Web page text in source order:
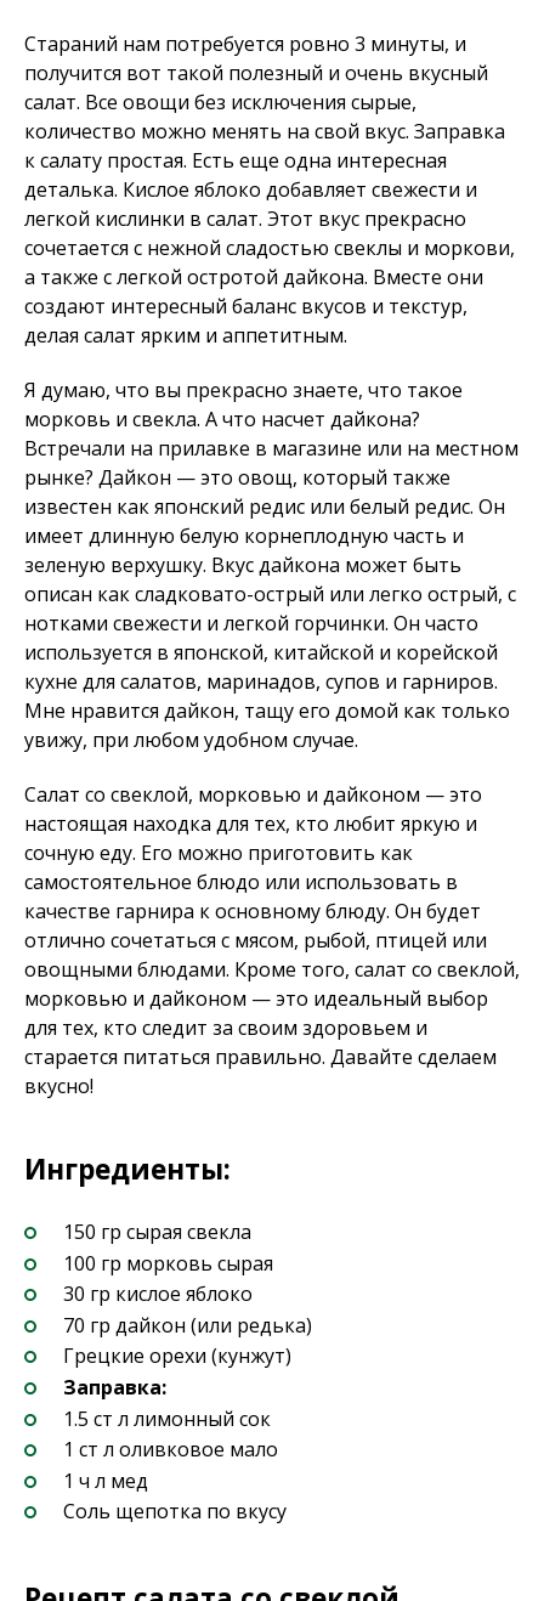
Стараний нам потребуется ровно 3 минуты, и
получится вот такой полезный и очень вкусный
салат. Все овощи без исключения сырые,
количество можно менять на свой вкус. Заправка
к салату простая. Есть еще одна интересная
деталька. Кислое яблоко добавляет свежести и
легкой кислинки в салат. Этот вкус прекрасно
сочетается с нежной сладостью свеклы и моркови,
а также с легкой остротой дайкона. Вместе они
создают интересный баланс вкусов и текстур,
делая салат ярким и аппетитным.
Я думаю, что вы прекрасно знаете, что такое
морковь и свекла. А что насчет дайкона?
Встречали на прилавке в магазине или на местном
рынке? Дайкон — это овощ, который также
известен как японский редис или белый редис. Он
имеет длинную белую корнеплодную часть и
зеленую верхушку. Вкус дайкона может быть
описан как сладковато-острый или легко острый, с
нотками свежести и легкой горчинки. Он часто
используется в японской, китайской и корейской
кухне для салатов, маринадов, супов и гарниров.
Мне нравится дайкон, тащу его домой как только
увижу, при любом удобном случае.
Салат со свеклой, морковью и дайконом — это
настоящая находка для тех, кто любит яркую и
сочную еду. Его можно приготовить как
самостоятельное блюдо или использовать в
качестве гарнира к основному блюду. Он будет
отлично сочетаться с мясом, рыбой, птицей или
овощными блюдами. Кроме того, салат со свеклой,
морковью и дайконом — это идеальный выбор
для тех, кто следит за своим здоровьем и
старается питаться правильно. Давайте сделаем
вкусно!
Ингредиенты:
150 гр сырая свекла
100 гр морковь сырая
30 гр кислое яблоко
70 гр дайкон (или редька)
Грецкие орехи (кунжут)
Заправка:
1.5 ст л лимонный сок
1 ст л оливковое мало
1 ч л мед
Соль щепотка по вкусу